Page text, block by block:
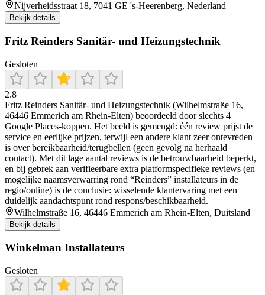
Nijverheidsstraat 18, 7041 GE 's-Heerenberg, Nederland
Bekijk details
Fritz Reinders Sanitär- und Heizungstechnik
Gesloten
2.8
Fritz Reinders Sanitär- und Heizungstechnik (Wilhelmstraße 16,
46446 Emmerich am Rhein-Elten) beoordeeld door slechts 4
Google Places-koppen. Het beeld is gemengd: één review prijst de
service en eerlijke prijzen, terwijl een andere klant zeer ontevreden
is over bereikbaarheid/terugbellen (geen gevolg na herhaald
contact). Met dit lage aantal reviews is de betrouwbaarheid beperkt,
en bij gebrek aan verifieerbare extra platformspecifieke reviews (en
mogelijke naamsverwarring rond “Reinders” installateurs in de
regio/online) is de conclusie: wisselende klantervaring met een
duidelijk aandachtspunt rond respons/beschikbaarheid.
Wilhelmstraße 16, 46446 Emmerich am Rhein-Elten, Duitsland
Bekijk details
Winkelman Installateurs
Gesloten